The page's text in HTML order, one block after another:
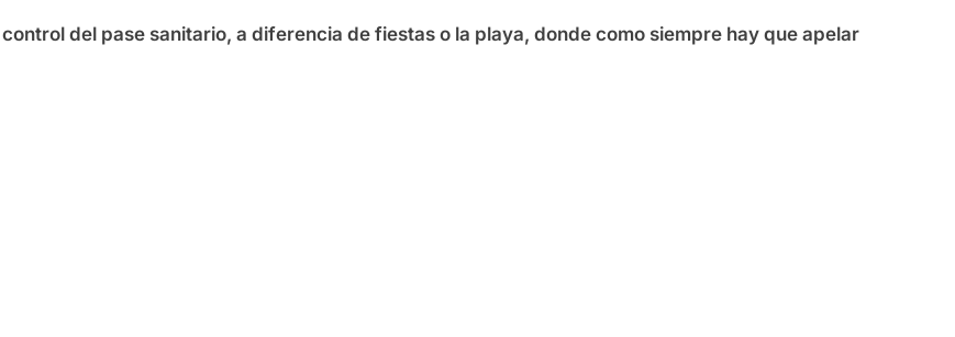
del pase sanitario, a diferencia de fiestas o la playa, donde como siempre hay que apelar